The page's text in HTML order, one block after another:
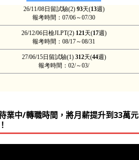
業中/轉職時間，將月薪提升到33萬元